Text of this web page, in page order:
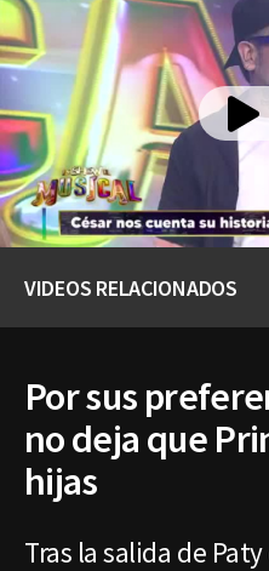
VIDEOS RELACIONADOS
Por sus
no deja que
hijas
Tras la salida de